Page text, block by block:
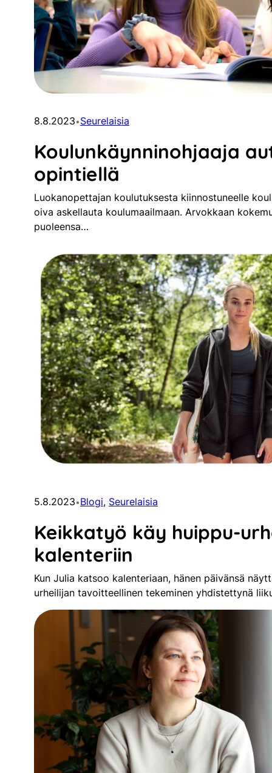
8.8.2023•Seurelaisia
Koulunkäynninohjaaja
opintiellä
Luokanopettajan koulutuksesta kiinnostuneelle
oiva askellauta koulumaailmaan. Arvokkaan
puoleensa…
5.8.2023•Blogi, Seurelaisia
Keikkatyö käy huippu-
kalenteriin
Kun Julia katsoo kalenteriaan, hänen päivänsä
urheilijan tavoitteellinen tekeminen yhdistettynä